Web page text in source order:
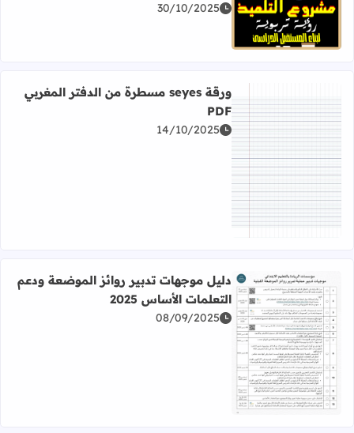
اقرأ المزيد عن المشروع الشخصي للمتعلم Pdf
30/10/2025
اقرأ المزيد عن ورقة seyes مسطرة من الدفتر المغربي PDF
ورقة seyes مسطرة من الدفتر المغربي
PDF
14/10/2025
اقرأ المزيد عن دليل موجهات تدبير روائز الموضعة ودعم
دليل موجهات تدبير روائز الموضعة ودعم
التعلمات الأساس 2025
08/09/2025